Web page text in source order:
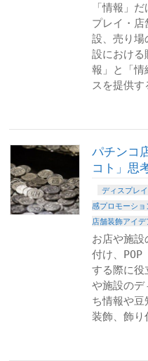
「情報」
プレイ・
設、売り
設における
報」と「
スを提供
パチンコ
コト」思
ディスプレ
感プロモーショ
店舗装飾アイデ
お店や施設
付け、POP
する際に
や施設のデ
ち情報や
装飾、飾